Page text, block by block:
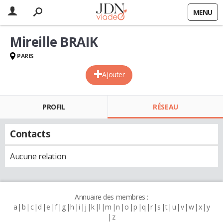
MENU
Ajouter
Mireille BRAIK
PARIS
PROFIL RÉSEAU
Contacts
Aucune relation
Annuaire des membres :
a b c d e f g h i j k l m n o p q r s t u v w x y
z